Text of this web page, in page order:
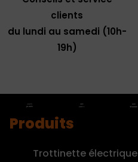
clients
du lundi au samedi (10h-
19h)
Produits
Trottinette électrique